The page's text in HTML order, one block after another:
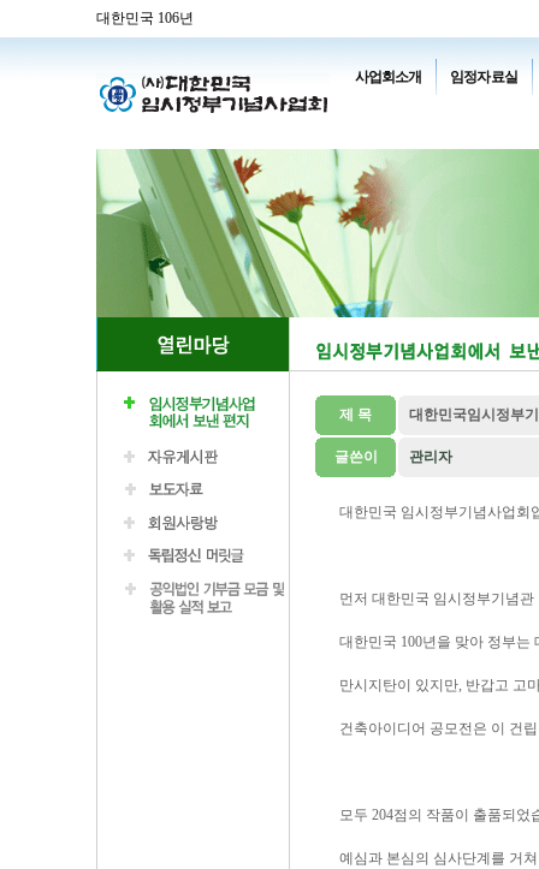
대한민국 106년
사업회소개 임정자료실
제 목 대한민국임시정부
글쓴이 관리자
대한민국 임시정부기념사업회
먼저 대한민국 임시정부기념
대한민국 100년을 맞아 정부는
만시지탄이 있지만, 반갑고 고
건축아이디어 공모전은 이 건
모두 204점의 작품이 출품되었
예심과 본심의 심사단계를 거